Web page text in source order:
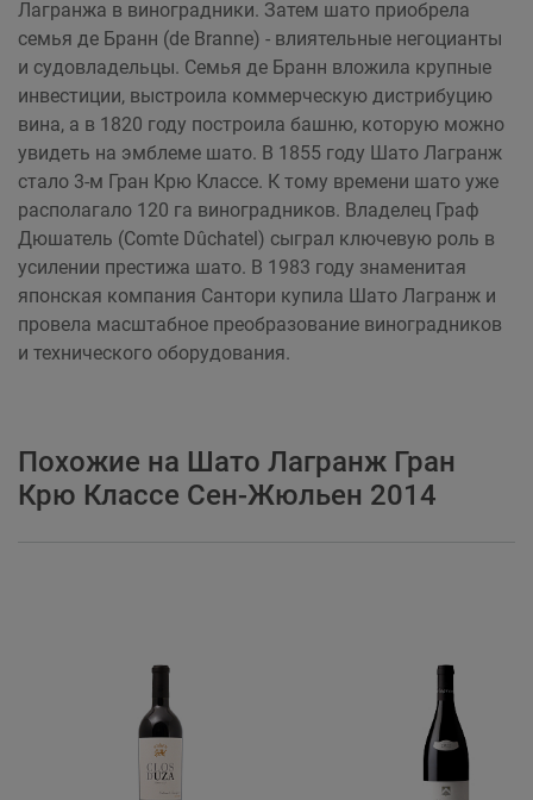
Лагранжа в виноградники. Затем шато приобрела
семья де Бранн (de Branne) - влиятельные негоцианты
и судовладельцы. Семья де Бранн вложила крупные
инвестиции, выстроила коммерческую дистрибуцию
вина, а в 1820 году построила башню, которую можно
увидеть на эмблеме шато. В 1855 году Шато Лагранж
стало 3-м Гран Крю Классе. К тому времени шато уже
располагало 120 га виноградников. Владелец Граф
Дюшатель (Comte Dûchatel) сыграл ключевую роль в
усилении престижа шато. В 1983 году знаменитая
японская компания Сантори купила Шато Лагранж и
провела масштабное преобразование виноградников
и технического оборудования.
Похожие на Шато Лагранж Гран
Крю Классе Сен-Жюльен 2014